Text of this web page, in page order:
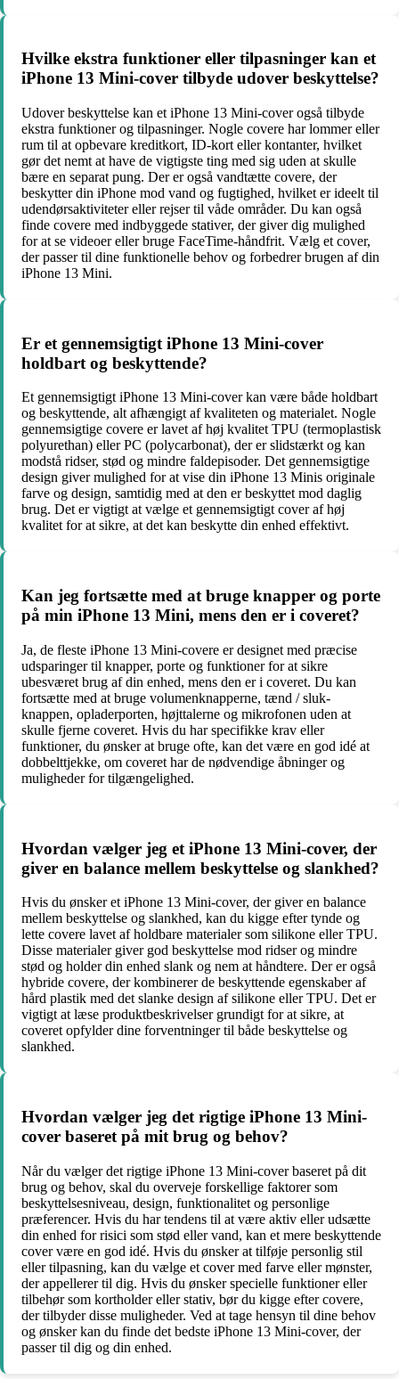
Hvilke ekstra funktioner eller tilpasninger kan et
iPhone 13 Mini-cover tilbyde udover beskyttelse?
Udover beskyttelse kan et iPhone 13 Mini-cover også tilbyde
ekstra funktioner og tilpasninger. Nogle covere har lommer eller
rum til at opbevare kreditkort, ID-kort eller kontanter, hvilket
gør det nemt at have de vigtigste ting med sig uden at skulle
bære en separat pung. Der er også vandtætte covere, der
beskytter din iPhone mod vand og fugtighed, hvilket er ideelt til
udendørsaktiviteter eller rejser til våde områder. Du kan også
finde covere med indbyggede stativer, der giver dig mulighed
for at se videoer eller bruge FaceTime-håndfrit. Vælg et cover,
der passer til dine funktionelle behov og forbedrer brugen af ​​din
iPhone 13 Mini.
Er et gennemsigtigt iPhone 13 Mini-cover
holdbart og beskyttende?
Et gennemsigtigt iPhone 13 Mini-cover kan være både holdbart
og beskyttende, alt afhængigt af kvaliteten og materialet. Nogle
gennemsigtige covere er lavet af høj kvalitet TPU (termoplastisk
polyurethan) eller PC (polycarbonat), der er slidstærkt og kan
modstå ridser, stød og mindre faldepisoder. Det gennemsigtige
design giver mulighed for at vise din iPhone 13 Minis originale
farve og design, samtidig med at den er beskyttet mod daglig
brug. Det er vigtigt at vælge et gennemsigtigt cover af høj
kvalitet for at sikre, at det kan beskytte din enhed effektivt.
Kan jeg fortsætte med at bruge knapper og porte
på min iPhone 13 Mini, mens den er i coveret?
Ja, de fleste iPhone 13 Mini-covere er designet med præcise
udsparinger til knapper, porte og funktioner for at sikre
ubesværet brug af din enhed, mens den er i coveret. Du kan
fortsætte med at bruge volumenknapperne, tænd / sluk-
knappen, opladerporten, højttalerne og mikrofonen uden at
skulle fjerne coveret. Hvis du har specifikke krav eller
funktioner, du ønsker at bruge ofte, kan det være en god idé at
dobbelttjekke, om coveret har de nødvendige åbninger og
muligheder for tilgængelighed.
Hvordan vælger jeg et iPhone 13 Mini-cover, der
giver en balance mellem beskyttelse og slankhed?
Hvis du ønsker et iPhone 13 Mini-cover, der giver en balance
mellem beskyttelse og slankhed, kan du kigge efter tynde og
lette covere lavet af holdbare materialer som silikone eller TPU.
Disse materialer giver god beskyttelse mod ridser og mindre
stød og holder din enhed slank og nem at håndtere. Der er også
hybride covere, der kombinerer de beskyttende egenskaber af
hård plastik med det slanke design af silikone eller TPU. Det er
vigtigt at læse produktbeskrivelser grundigt for at sikre, at
coveret opfylder dine forventninger til både beskyttelse og
slankhed.
Hvordan vælger jeg det rigtige iPhone 13 Mini-
cover baseret på mit brug og behov?
Når du vælger det rigtige iPhone 13 Mini-cover baseret på dit
brug og behov, skal du overveje forskellige faktorer som
beskyttelsesniveau, design, funktionalitet og personlige
præferencer. Hvis du har tendens til at være aktiv eller udsætte
din enhed for risici som stød eller vand, kan et mere beskyttende
cover være en god idé. Hvis du ønsker at tilføje personlig stil
eller tilpasning, kan du vælge et cover med farve eller mønster,
der appellerer til dig. Hvis du ønsker specielle funktioner eller
tilbehør som kortholder eller stativ, bør du kigge efter covere,
der tilbyder disse muligheder. Ved at tage hensyn til dine behov
og ønsker kan du finde det bedste iPhone 13 Mini-cover, der
passer til dig og din enhed.